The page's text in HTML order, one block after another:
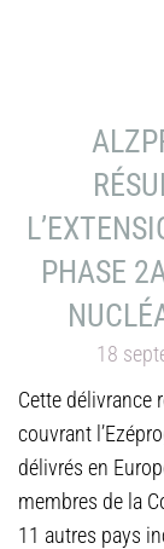
PHASE
18
Cette délivrance
couvrant
délivrés en
membres de la
11 autres pays